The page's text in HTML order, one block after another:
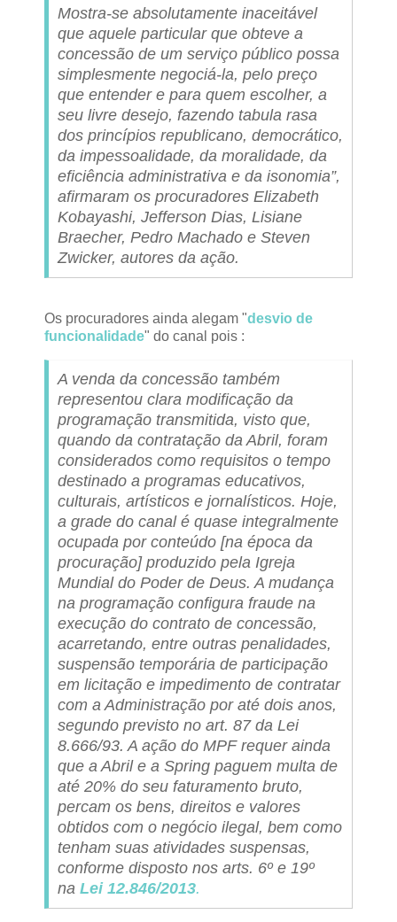
Mostra-se absolutamente inaceitável
que aquele particular que obteve a
concessão de um serviço público possa
simplesmente negociá-la, pelo preço
que entender e para quem escolher, a
seu livre desejo, fazendo tabula rasa
dos princípios republicano, democrático,
da impessoalidade, da moralidade, da
eficiência administrativa e da isonomia”,
afirmaram os procuradores Elizabeth
Kobayashi, Jefferson Dias, Lisiane
Braecher, Pedro Machado e Steven
Zwicker, autores da ação.
Os procuradores ainda alegam "desvio de
funcionalidade" do canal pois :
A venda da concessão também
representou clara modificação da
programação transmitida, visto que,
quando da contratação da Abril, foram
considerados como requisitos o tempo
destinado a programas educativos,
culturais, artísticos e jornalísticos. Hoje,
a grade do canal é quase integralmente
ocupada por conteúdo [na época da
procuração] produzido pela Igreja
Mundial do Poder de Deus. A mudança
na programação configura fraude na
execução do contrato de concessão,
acarretando, entre outras penalidades,
suspensão temporária de participação
em licitação e impedimento de contratar
com a Administração por até dois anos,
segundo previsto no art. 87 da Lei
8.666/93. A ação do MPF requer ainda
que a Abril e a Spring paguem multa de
até 20% do seu faturamento bruto,
percam os bens, direitos e valores
obtidos com o negócio ilegal, bem como
tenham suas atividades suspensas,
conforme disposto nos arts. 6º e 19º
na Lei 12.846/2013.